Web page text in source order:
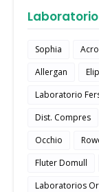
Sophia
Allergan
Laboratorio
Dist. Compres
Occhio
Fluter Domull
Laboratorios